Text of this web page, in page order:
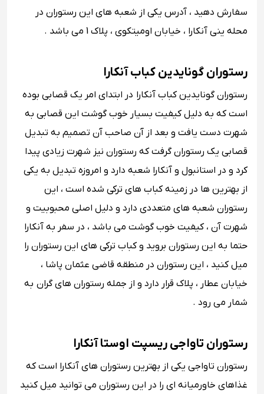
سفارش دهید ، آدرس یکی از شعبه های این رستوران در
محله ینی آنکارا ، خیابان اومیتکوی ، پلاک 1 می باشد .
رستوران گونایدین کباب آنکارا
رستوران گونایدین کباب آنکارا در ابتدای امر یک قصابی بوده
است که به دلیل کیفیت بسیار خوب گوشت این قصابی به
شهرت دست یافت و بعد از آن صاحب آن تصمیم به تبدیل
قصابی یک رستوران گرفت که رستوران نیز شهرت زیادی پیدا
کرد و در استانبول و آنکارا شعبه دارد و امروزه تبدیل به یکی
از بهترین ها در زمینه کباب های ترکی شده است ، این
رستوران شعبه های متعددی دارد و دلیل اصلی محبوبیت و
شهرت آن ، کیفیت خوب گوشت می باشد ، در سفر به آنکارا
حتما به این رستوران بروید و کباب ترکی های این رستوران را
میل کنید ، این رستوران در منطقه قاضی عثمان پاشا ،
خیابان عطار ، پلاک قرار دارد و از جمله رستوران های گران به
شمار می رود .
رستوران تاواجی ریسپت اوستا آنکارا
رستوران تاواجی یکی از بهترین رستوران های آنکارا است که
غذاهای خاورمیانه ای را در این رستوران می توانید میل کنید